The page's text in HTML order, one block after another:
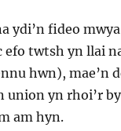
ydi’n fideo
efo twtsh yn llai
hwn), mae’n
union yn rhoi’r
am hyn.